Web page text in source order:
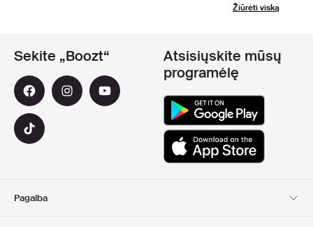
Žiūrėti viską
Pagalba
Sekite „Boozt“
Atsisiųskite mūsų
programėlę